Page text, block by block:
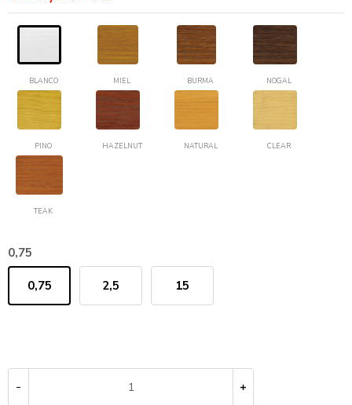
BLANCO MIEL BURMA NOGAL
PINO HAZELNUT NATURAL CLEAR
TEAK
0,75
0,75 2,5 15